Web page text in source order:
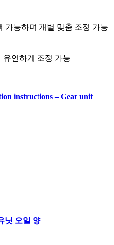
가능하며 개별 맞춤 조정 가능
유연하게 조정 가능
instructions – Gear unit
닛 오일 양